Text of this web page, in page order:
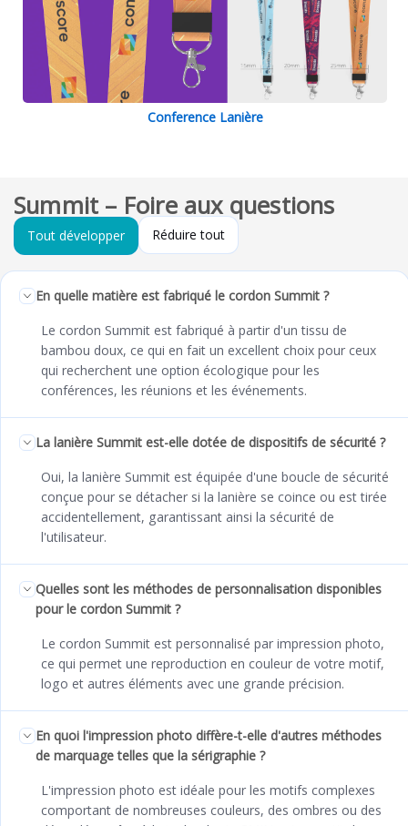
Conference Lanière
Summit – Foire aux questions
Tout développer Réduire tout
En quelle matière est fabriqué le cordon Summit ?
Le cordon Summit est fabriqué à partir d'un tissu de
bambou doux, ce qui en fait un excellent choix pour ceux
qui recherchent une option écologique pour les
conférences, les réunions et les événements.
La lanière Summit est-elle dotée de dispositifs de sécurité ?
Oui, la lanière Summit est équipée d'une boucle de sécurité
conçue pour se détacher si la lanière se coince ou est tirée
accidentellement, garantissant ainsi la sécurité de
l'utilisateur.
Quelles sont les méthodes de personnalisation disponibles
pour le cordon Summit ?
Le cordon Summit est personnalisé par impression photo,
ce qui permet une reproduction en couleur de votre motif,
logo et autres éléments avec une grande précision.
En quoi l'impression photo diffère-t-elle d'autres méthodes
de marquage telles que la sérigraphie ?
L'impression photo est idéale pour les motifs complexes
comportant de nombreuses couleurs, des ombres ou des